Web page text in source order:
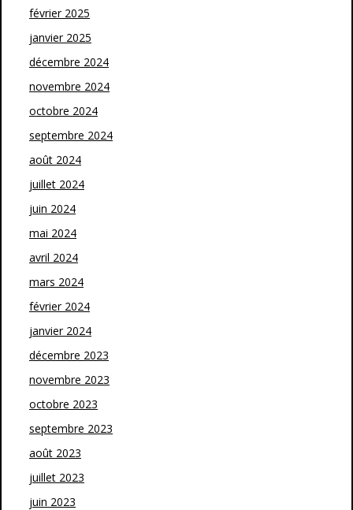
février 2025
janvier 2025
décembre 2024
novembre 2024
octobre 2024
septembre 2024
août 2024
juillet 2024
juin 2024
mai 2024
avril 2024
mars 2024
février 2024
janvier 2024
décembre 2023
novembre 2023
octobre 2023
septembre 2023
août 2023
juillet 2023
juin 2023